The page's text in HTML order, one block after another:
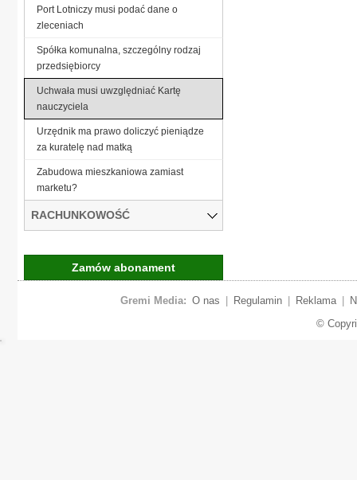
Port Lotniczy musi podać dane o
zleceniach
Spółka komunalna, szczególny rodzaj
przedsiębiorcy
Uchwała musi uwzględniać Kartę
nauczyciela
Urzędnik ma prawo doliczyć pieniądze
za kuratelę nad matką
Zabudowa mieszkaniowa zamiast
marketu?
RACHUNKOWOŚĆ
Zamów abonament
Gremi Media: O nas Regulamin Reklama
©